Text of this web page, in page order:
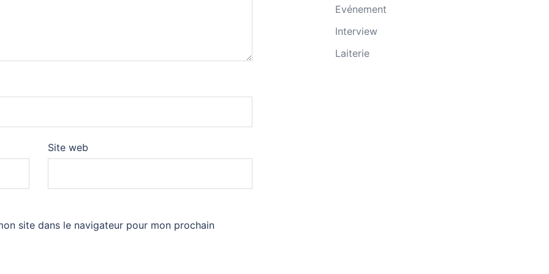
Site web
site dans le navigateur pour mon prochain
Evénement
Interview
Laiterie